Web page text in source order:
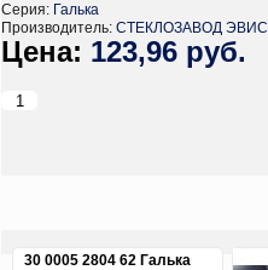
Серия: Галька
Производитель: СТЕКЛОЗАВОД ЭВИС
123,96 руб.
30 0005 2804 62 Галька